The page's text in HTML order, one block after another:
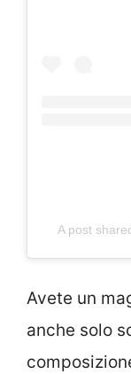
A post
Avete un
anche solo